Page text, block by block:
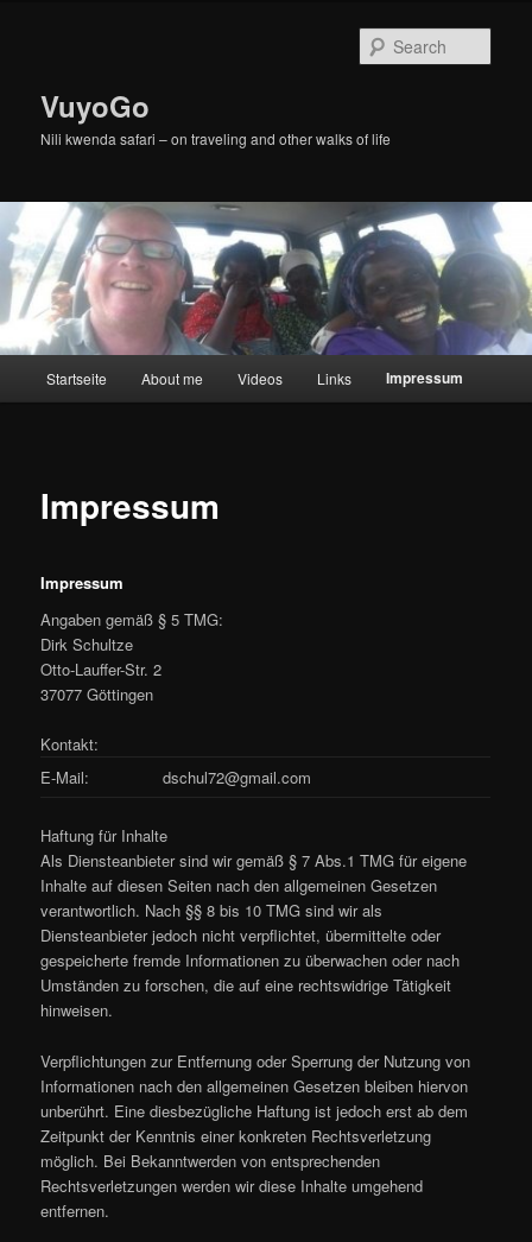
VuyoGo
Nili kwenda safari – on traveling and other walks of life
Startseite About me Videos Links Impressum
Impressum
Impressum
Angaben gemäß § 5 TMG:
Dirk Schultze
Otto-Lauffer-Str. 2
37077 Göttingen
Kontakt:
E-Mail:
dschul72@gmail.com
Haftung für Inhalte
Als Diensteanbieter sind wir gemäß § 7 Abs.1 TMG für eigene
Inhalte auf diesen Seiten nach den allgemeinen Gesetzen
verantwortlich. Nach §§ 8 bis 10 TMG sind wir als
Diensteanbieter jedoch nicht verpflichtet, übermittelte oder
gespeicherte fremde Informationen zu überwachen oder nach
Umständen zu forschen, die auf eine rechtswidrige Tätigkeit
hinweisen.
Verpflichtungen zur Entfernung oder Sperrung der Nutzung von
Informationen nach den allgemeinen Gesetzen bleiben hiervon
unberührt. Eine diesbezügliche Haftung ist jedoch erst ab dem
Zeitpunkt der Kenntnis einer konkreten Rechtsverletzung
möglich. Bei Bekanntwerden von entsprechenden
Rechtsverletzungen werden wir diese Inhalte umgehend
entfernen.